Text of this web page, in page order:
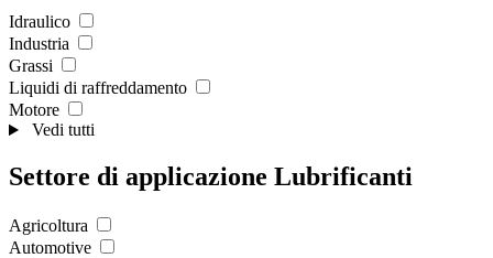
Idraulico
Industria
Grassi
Liquidi di raffreddamento
Motore
Vedi tutti
Settore di applicazione Lubrificanti
Agricoltura
Automotive